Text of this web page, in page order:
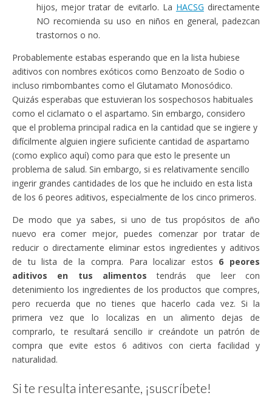
hijos, mejor tratar de evitarlo. La HACSG directamente
NO recomienda su uso en niños en general, padezcan
trastornos o no.
Probablemente estabas esperando que en la lista hubiese
aditivos con nombres exóticos como Benzoato de Sodio o
incluso rimbombantes como el Glutamato Monosódico.
Quizás esperabas que estuvieran los sospechosos habituales
como el ciclamato o el aspartamo. Sin embargo, considero
que el problema principal radica en la cantidad que se ingiere y
difícilmente alguien ingiere suficiente cantidad de aspartamo
(como explico aquí) como para que esto le presente un
problema de salud. Sin embargo, si es relativamente sencillo
ingerir grandes cantidades de los que he incluido en esta lista
de los 6 peores aditivos, especialmente de los cinco primeros.
De modo que ya sabes, si uno de tus propósitos de año
nuevo era comer mejor, puedes comenzar por tratar de
reducir o directamente eliminar estos ingredientes y aditivos
de tu lista de la compra. Para localizar estos 6 peores
aditivos en tus alimentos tendrás que leer con
detenimiento los ingredientes de los productos que compres,
pero recuerda que no tienes que hacerlo cada vez. Si la
primera vez que lo localizas en un alimento dejas de
comprarlo, te resultará sencillo ir creándote un patrón de
compra que evite estos 6 aditivos con cierta facilidad y
naturalidad.
Si te resulta interesante, ¡suscríbete!